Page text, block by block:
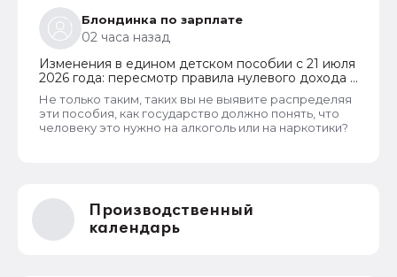
Блондинка по зарплате
02 часа назад
Изменения в едином детском пособии с 21 июля
2026 года: пересмотр правила нулевого дохода и
новый порядок оформления пособий по месту
пребывания
Не только таким, таких вы не выявите распределяя
эти пособия, как государство должно понять, что
человеку это нужно на алкоголь или на наркотики?
Производственный
календарь